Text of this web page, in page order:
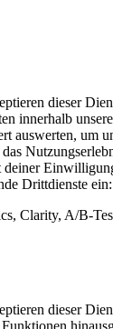
dieser
innerhalb
auswerten, um
deiner
Drittdienste ein:
Clarity, A/B-
dieser